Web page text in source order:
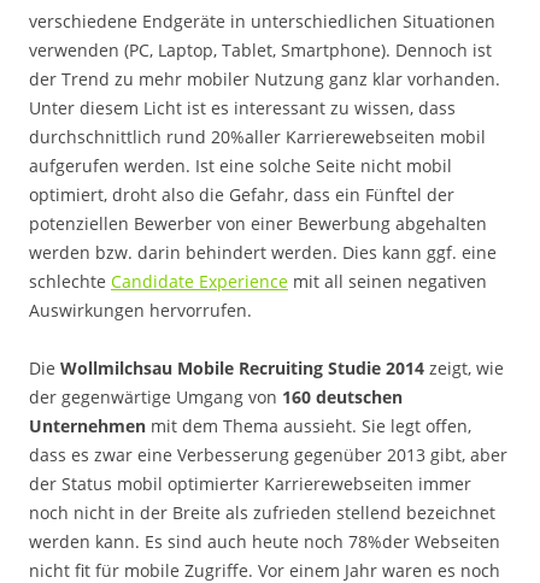
verschiedene Endgeräte in unterschiedlichen Situationen
verwenden (PC, Laptop, Tablet, Smartphone). Dennoch ist
der Trend zu mehr mobiler Nutzung ganz klar vorhanden.
Unter diesem Licht ist es interessant zu wissen, dass
durchschnittlich rund 20%aller Karrierewebseiten mobil
aufgerufen werden. Ist eine solche Seite nicht mobil
optimiert, droht also die Gefahr, dass ein Fünftel der
potenziellen Bewerber von einer Bewerbung abgehalten
werden bzw. darin behindert werden. Dies kann ggf. eine
schlechte Candidate Experience mit all seinen negativen
Auswirkungen hervorrufen.
Die Wollmilchsau Mobile Recruiting Studie 2014 zeigt, wie
der gegenwärtige Umgang von 160 deutschen
Unternehmen mit dem Thema aussieht. Sie legt offen,
dass es zwar eine Verbesserung gegenüber 2013 gibt, aber
der Status mobil optimierter Karrierewebseiten immer
noch nicht in der Breite als zufrieden stellend bezeichnet
werden kann. Es sind auch heute noch 78%der Webseiten
nicht fit für mobile Zugriffe. Vor einem Jahr waren es noch